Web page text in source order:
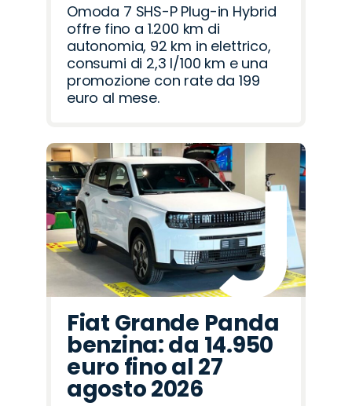
Omoda 7 SHS-P Plug-in Hybrid
offre fino a 1.200 km di
autonomia, 92 km in elettrico,
consumi di 2,3 l/100 km e una
promozione con rate da 199
euro al mese.
Fiat Grande Panda
benzina: da 14.950
euro fino al 27
agosto 2026